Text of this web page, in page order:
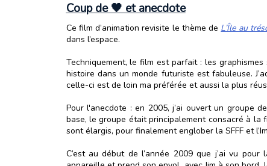
Coup de 🖤 et anecdote
Ce film d’animation revisite le thème de L’Île au
dans l’espace.
Techniquement, le film est parfait : les
histoire dans un monde futuriste est fabuleuse.
celle-ci est de loin ma préférée et aussi la plus
Pour l'anecdote : en 2005, j’ai ouvert un groupe
base, le groupe était principalement consacré à la
sont élargis, pour finalement englober la SFFF et
C’est au début de l’année 2009 que j’ai vu